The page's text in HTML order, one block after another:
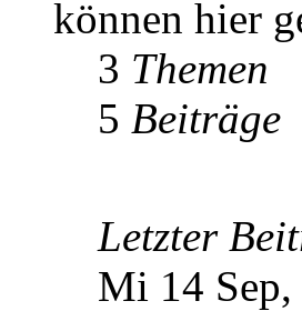
können hier
3 Themen
5 Beiträge
Letzter
Mi 14